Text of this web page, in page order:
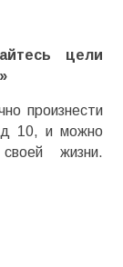
цели
произнести
10, и можно
жизни.